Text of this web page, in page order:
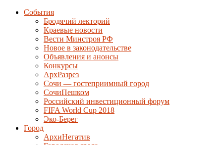
События
Бродячий лекторий
Краевые новости
Вести Минстроя РФ
Новое в законодательстве
Объявления и анонсы
Конкурсы
АрхРазрез
Сочи — гостеприимный город
СочиПешком
Российский инвестиционный форум
FIFA World Cup 2018
Эко-Берег
Город
АрхиНегатив